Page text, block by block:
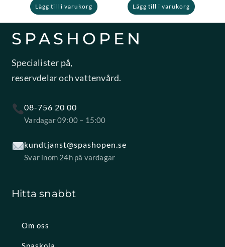
Lägg till i varukorg Lägg till i varukorg
SPASHOPEN
Specialister på,
reservdelar och vattenvård.
08-756 20 00
Vardagar 09:00 – 15:00
kundtjanst@spashopen.se
Svar inom 24h på vardagar
Hitta snabbt
Om oss